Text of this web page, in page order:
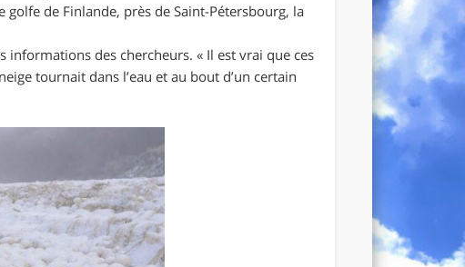
de Finlande, près de Saint-Pétersbourg, la
des chercheurs. « Il est vrai que ces
tournait dans l’eau et au bout d’un certain